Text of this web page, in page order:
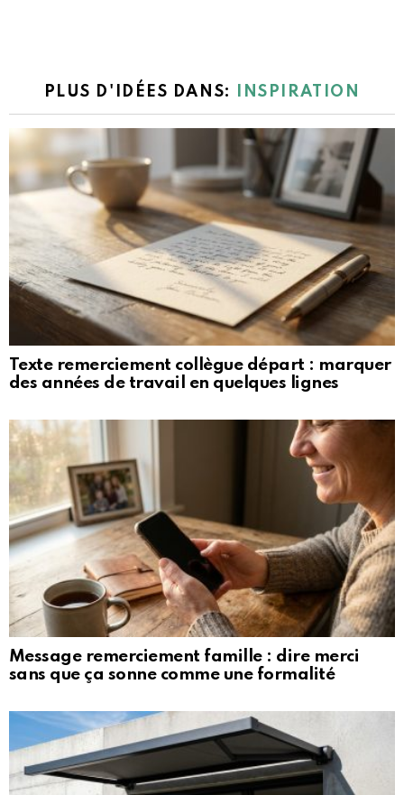
PLUS D'IDÉES DANS: INSPIRATION
Texte remerciement collègue départ : marquer
des années de travail en quelques lignes
Message remerciement famille : dire merci
sans que ça sonne comme une formalité